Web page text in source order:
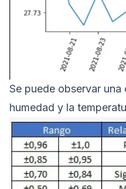
Se puede observar
humedad y la